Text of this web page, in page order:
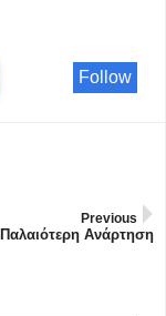
Follow
Previous
Παλαιότερη Ανάρτηση